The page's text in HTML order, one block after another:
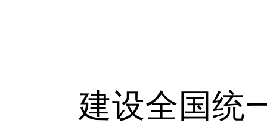
建设全国统一